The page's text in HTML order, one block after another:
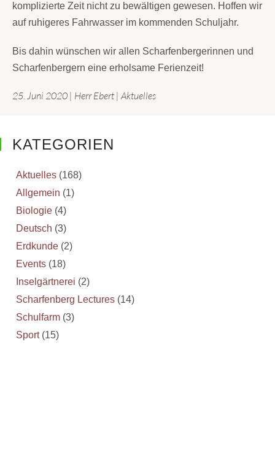
komplizierte Zeit nicht zu bewältigen gewesen. Hoffen wir
auf ruhigeres Fahrwasser im kommenden Schuljahr.
Bis dahin wünschen wir allen Scharfenbergerinnen und
Scharfenbergern eine erholsame Ferienzeit!
25. Juni 2020 | Herr Ebert|Aktuelles
KATEGORIEN
Aktuelles(168)
Allgemein (1)
Biologie(4)
Deutsch (3)
Erdkunde(2)
Events(18)
Inselgärtnerei (2)
Scharfenberg Lectures(14)
Schulfarm(3)
Sport(15)